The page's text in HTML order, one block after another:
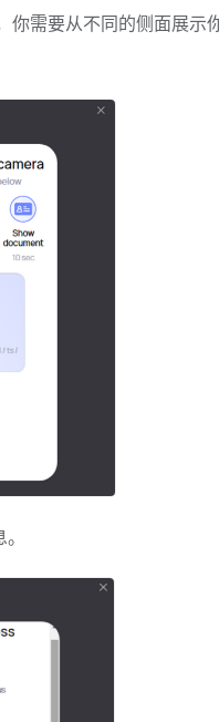
需要从不同的侧面展示